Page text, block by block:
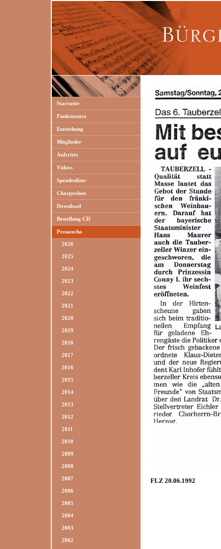
Startseite
Funktionäre
Entstehung
Mitglieder
Auftritte
Videos
Spendenliste
Chorproben
Download
Bestellung CD
Presseecho
2026
2025
2024
2023
2022
2021
2020
2019
2018
2017
2016
2015
2014
2013
2012
2011
2010
2009
2008
2007
2006
2005
2004
2003
2002
FLZ 20.06.1992